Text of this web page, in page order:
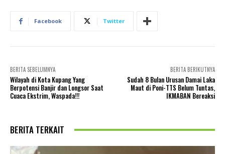
Facebook Twitter
BERITA SEBELUMNYA
Wilayah di Kota Kupang Yang
Berpotensi Banjir dan Longsor Saat
Cuaca Ekstrim, Waspada!!!
BERITA BERIKUTNYA
Sudah 8 Bulan Urusan Damai Laka
Maut di Poni-TTS Belum Tuntas,
IKMABAN Bereaksi
BERITA TERKAIT